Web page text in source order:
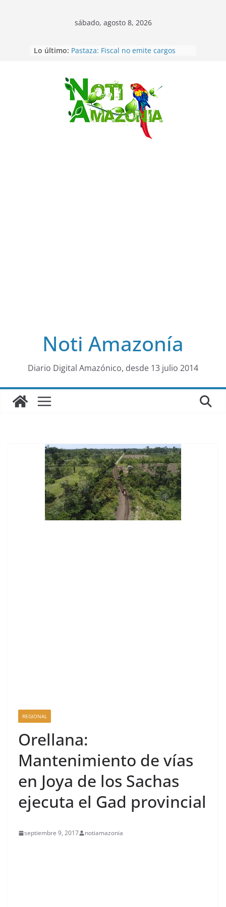
Saltar
al
sábado, agosto 8, 2026
Lo último: Pastaza: Fiscal no emite cargos
con una menor de10 años en
frontera sur
Napo: presunto sicariato en cantón
Archidona
Ecuador: dos jóvenes de 22 años
desaparecidos fueron encontrados
muertos en Puerto lopez
Noti Amazonía
Diario Digital Amazónico, desde 13 julio 2014
REGIONAL
Orellana:
Mantenimiento de vías
en Joya de los Sachas
ejecuta el Gad provincial
septiembre 9, 2017 notiamazonia